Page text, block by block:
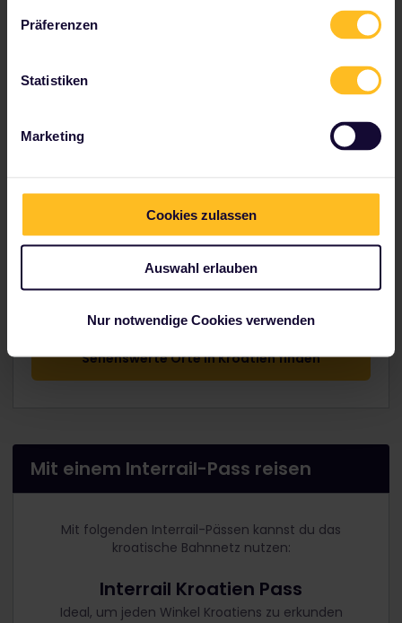
Präferenzen
Statistiken
Marketing
Cookies zulassen
Auswahl erlauben
Nur notwendige Cookies verwenden
Kroatien erleben
Die kroatische Natur ist einfach grandios und definitiv
Sehenswerte Orte in Kroatien finden
Mit einem Interrail-Pass reisen
Mit folgenden Interrail-Pässen kannst du das
kroatische Bahnnetz nutzen:
Interrail Kroatien Pass
Ideal, um jeden Winkel Kroatiens zu erkunden